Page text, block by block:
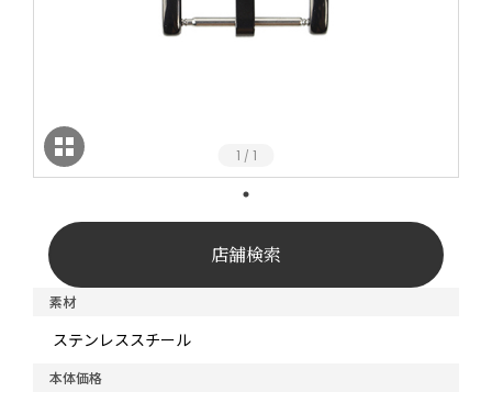
1 / 1
素材
ステンレススチール
本体価格
店舗検索